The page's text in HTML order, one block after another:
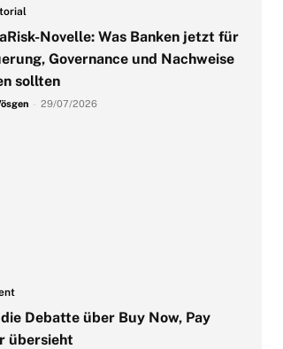
Novelle: Was Banken jetzt für
Governance und Nachweise
sollten
29/07/2026
Debatte über Buy Now, Pay
übersieht